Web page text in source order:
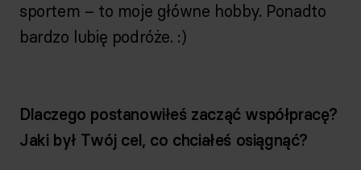
sportem – to moje główne hobby. Ponadto
bardzo lubię podróże. :)
Dlaczego postanowiłeś zacząć współpracę?
Jaki był Twój cel, co chciałeś osiągnąć?